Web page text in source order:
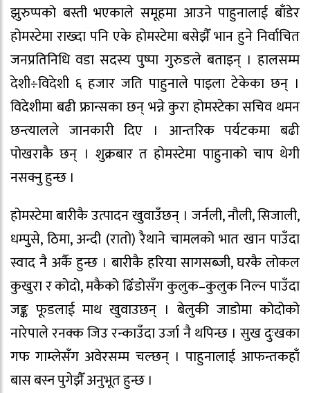
झुरुप्पको बस्ती भएकाले समूहमा आउने पाहुनालाई बाँडेर
होमस्टेमा राख्दा पनि एके होमस्टेमा बसेझैँ भान हुने निर्वाचित
जनप्रतिनिधि वडा सदस्य पुष्पा गुरुङले बताइन् । हालसम्म
देशी÷विदेशी ६ हजार जति पाहुनाले पाइला टेकेका छन् ।
विदेशीमा बढी फ्रान्सका छन् भन्ने कुरा होमस्टेका सचिव थमन
छन्त्यालले जानकारी दिए । आन्तरिक पर्यटकमा बढी
पोखराकै छन् । शुक्रबार त होमस्टेमा पाहुनाको चाप थेगी
नसक्नु हुन्छ ।
होमस्टेमा बारीकै उत्पादन खुवाउँछन् । जर्नली, नौली, सिजाली,
धम्पुुसे, ठिमा, अन्दी (रातो) रैथाने चामलको भात खान पाउँदा
स्वाद नै अर्कै हुन्छ । बारीकै हरिया सागसब्जी, घरकै लोकल
कुखुरा र कोदो, मकैको ढिँडोसँग कुलुक–कुलुक निल्न पाउँदा
जङ्क फूडलाई माथ खुवाउछन् । बेलुकी जाडोमा कोदोको
नारेपाले रनक्क जिउ रन्काउँदा उर्जा नै थपिन्छ । सुख दुःखका
गफ गाम्लेसँग अवेरसम्म चल्छन् । पाहुनालाई आफन्तकहाँ
बास बस्न पुगेझैँ अनुभूत हुन्छ ।